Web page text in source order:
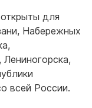
для
, Набережных
,
, Лениногорска,
всей России.